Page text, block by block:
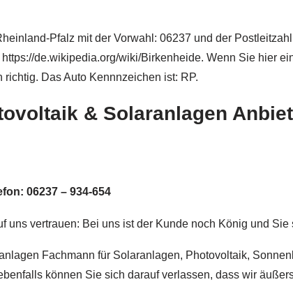
Pfalz mit der Vorwahl: 06237 und der
de.wikipedia.org/wiki/Birkenheide. Wenn Sie hier
Das Auto Kennnzeichen ist: RP.
& Solaranlagen
06237 – 934-654
vertrauen: Bei uns ist der Kunde noch König und Sie
Fachmann für Solaranlagen, Photovoltaik,
können Sie sich darauf verlassen, dass wir